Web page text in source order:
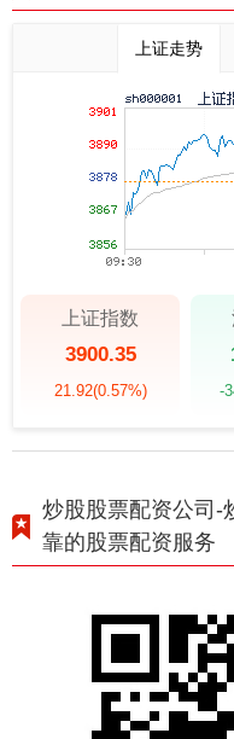
上证走势
上证指数
3900.35
21.92(0.57%) -
炒股股票配资公司-
靠的股票配资服务